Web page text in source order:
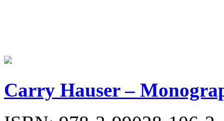
Carry Hauser –